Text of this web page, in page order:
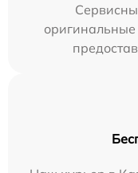
оригинальные